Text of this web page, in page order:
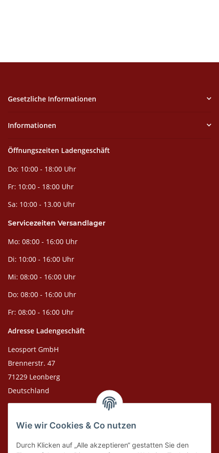
Wie wir Cookies & Co nutzen
Durch Klicken auf „Alle akzeptieren“ gestatten Sie den
Gesetzliche Informationen
Informationen
Öffnungszeiten Ladengeschäft
Do: 10:00 - 18:00 Uhr
Fr: 10:00 - 18:00 Uhr
Sa: 10:00 - 13.00 Uhr
Servicezeiten Versandlager
Mo: 08:00 - 16:00 Uhr
Di: 10:00 - 16:00 Uhr
Mi: 08:00 - 16:00 Uhr
Do: 08:00 - 16:00 Uhr
Fr: 08:00 - 16:00 Uhr
Adresse Ladengeschäft
Leosport GmbH
Brennerstr. 47
71229 Leonberg
Deutschland
Leosport GmbH